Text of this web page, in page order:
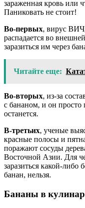
зараженная кровь или
Паниковать не стоит!
Во-первых, вирус
распадается во
заразиться им через
Читайте еще:
Во-вторых, из-за
с бананом, и он просто
останется.
В-третьих, ученые
красные полосы и
поражают сосуды
Восточной Азии. Для
заразиться какой-либо
банан, нельзя.
Бананы в